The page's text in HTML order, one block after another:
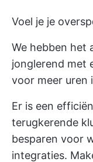
Voel je je
We hebben het
jonglerend met
voor meer uren
Er is een
terugkerende
besparen voor
integraties.